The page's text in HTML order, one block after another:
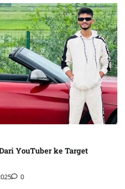
YouTuber ke Target
0